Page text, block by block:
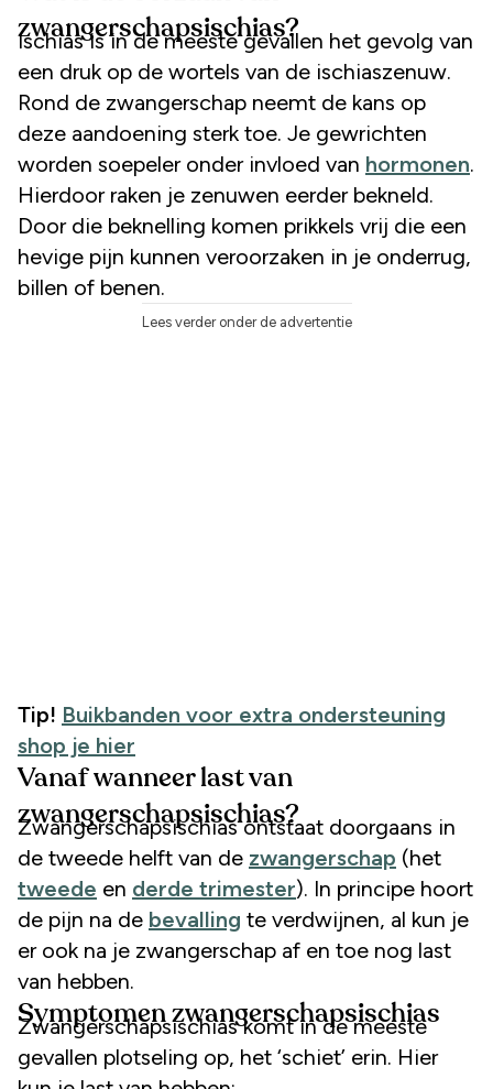
zwangerschapsischias?
Ischias is in de meeste gevallen het gevolg van
een druk op de wortels van de ischiaszenuw.
Rond de zwangerschap neemt de kans op
deze aandoening sterk toe. Je gewrichten
worden soepeler onder invloed van hormonen.
Hierdoor raken je zenuwen eerder bekneld.
Door die beknelling komen prikkels vrij die een
hevige pijn kunnen veroorzaken in je onderrug,
billen of benen.
Lees verder onder de advertentie
Tip! Buikbanden voor extra ondersteuning
shop je hier
Vanaf wanneer last van
zwangerschapsischias?
Zwangerschapsischias ontstaat doorgaans in
de tweede helft van de zwangerschap (het
tweede en derde trimester). In principe hoort
de pijn na de bevalling te verdwijnen, al kun je
er ook na je zwangerschap af en toe nog last
van hebben.
Symptomen zwangerschapsischias
Zwangerschapsischias komt in de meeste
gevallen plotseling op, het ‘schiet’ erin. Hier